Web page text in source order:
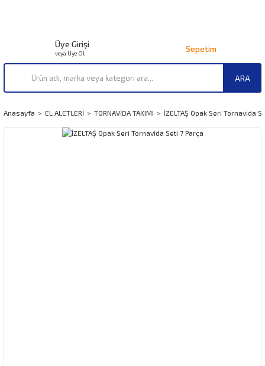
ARA
Üye Girişi
veya Üye Ol Sepetim
Anasayfa EL ALETLERİ TORNAVİDA TAKIMI İZELTAŞ Opak Seri Tornavida